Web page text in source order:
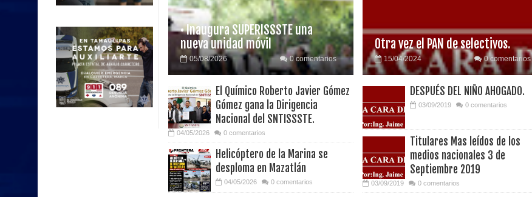
• Inaugura SUPERISSSTE una
nueva unidad móvil
05/08/2026 0 comentarios
El Químico Roberto Javier Gómez
Gómez gana la Dirigencia
Nacional del SNTISSSTE.
04/05/2026 0 comentarios
Helicóptero de la Marina se
desploma en Mazatlán
04/05/2026 0 comentarios
Otra vez el PAN de selectivos.
15/04/2024 0 comentarios
DESPUÉS DEL NIÑO AHOGADO.
03/09/2019 0 comentarios
Titulares Mas leídos de los
medios nacionales 3 de
Septiembre 2019
03/09/2019 0 comentarios